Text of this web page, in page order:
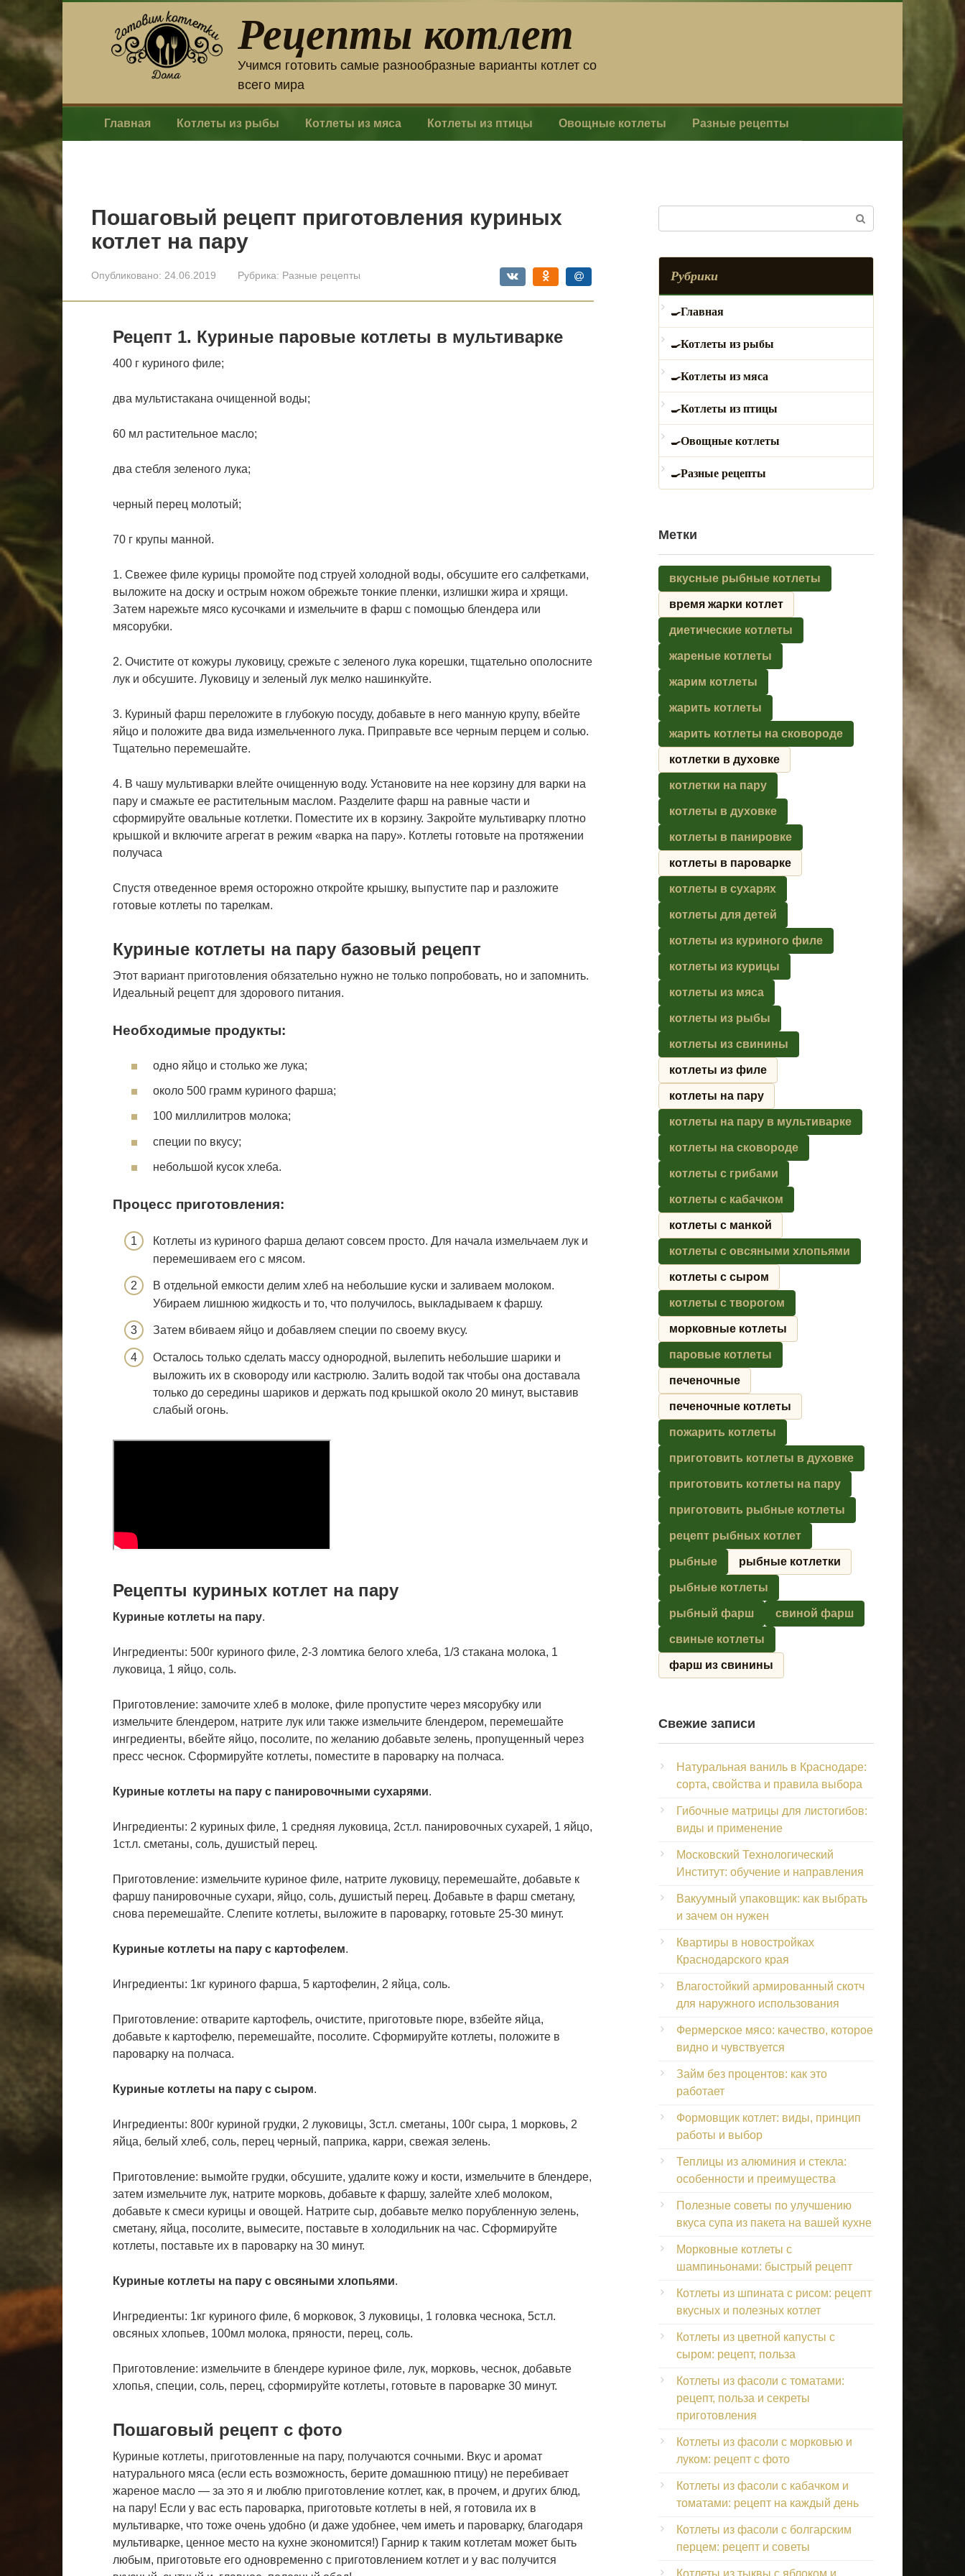
контенту
Рецепты котлет
Учимся готовить самые разнообразные варианты котлет со
всего мира
Главная Котлеты из рыбы Котлеты из мяса Котлеты из птицы Овощные котлеты Разные рецепты
Пошаговый рецепт приготовления куриных
котлет на пару
Опубликовано: 24.06.2019 Рубрика: Разные рецепты
Рецепт 1. Куриные паровые котлеты в мультиварке
400 г куриного филе;
два мультистакана очищенной воды;
60 мл растительное масло;
два стебля зеленого лука;
черный перец молотый;
70 г крупы манной.
1. Свежее филе курицы промойте под струей холодной воды, обсушите его салфетками,
выложите на доску и острым ножом обрежьте тонкие пленки, излишки жира и хрящи.
Затем нарежьте мясо кусочками и измельчите в фарш с помощью блендера или
мясорубки.
2. Очистите от кожуры луковицу, срежьте с зеленого лука корешки, тщательно ополосните
лук и обсушите. Луковицу и зеленый лук мелко нашинкуйте.
3. Куриный фарш переложите в глубокую посуду, добавьте в него манную крупу, вбейте
яйцо и положите два вида измельченного лука. Приправьте все черным перцем и солью.
Тщательно перемешайте.
4. В чашу мультиварки влейте очищенную воду. Установите на нее корзину для варки на
пару и смажьте ее растительным маслом. Разделите фарш на равные части и
сформируйте овальные котлетки. Поместите их в корзину. Закройте мультиварку плотно
крышкой и включите агрегат в режим «варка на пару». Котлеты готовьте на протяжении
получаса
Спустя отведенное время осторожно откройте крышку, выпустите пар и разложите
готовые котлеты по тарелкам.
Куриные котлеты на пару базовый рецепт
Этот вариант приготовления обязательно нужно не только попробовать, но и запомнить.
Идеальный рецепт для здорового питания.
Необходимые продукты:
одно яйцо и столько же лука;
около 500 грамм куриного фарша;
100 миллилитров молока;
специи по вкусу;
небольшой кусок хлеба.
Процесс приготовления:
Котлеты из куриного фарша делают совсем просто. Для начала измельчаем лук и
перемешиваем его с мясом.
В отдельной емкости делим хлеб на небольшие куски и заливаем молоком.
Убираем лишнюю жидкость и то, что получилось, выкладываем к фаршу.
Затем вбиваем яйцо и добавляем специи по своему вкусу.
Осталось только сделать массу однородной, вылепить небольшие шарики и
выложить их в сковороду или кастрюлю. Залить водой так чтобы она доставала
только до середины шариков и держать под крышкой около 20 минут, выставив
слабый огонь.
Рецепты куриных котлет на пару
Куриные котлеты на пару.
Ингредиенты: 500г куриного филе, 2-3 ломтика белого хлеба, 1/3 стакана молока, 1
луковица, 1 яйцо, соль.
Приготовление: замочите хлеб в молоке, филе пропустите через мясорубку или
измельчите блендером, натрите лук или также измельчите блендером, перемешайте
ингредиенты, вбейте яйцо, посолите, по желанию добавьте зелень, пропущенный через
пресс чеснок. Сформируйте котлеты, поместите в пароварку на полчаса.
Куриные котлеты на пару с панировочными сухарями.
Ингредиенты: 2 куриных филе, 1 средняя луковица, 2ст.л. панировочных сухарей, 1 яйцо,
1ст.л. сметаны, соль, душистый перец.
Приготовление: измельчите куриное филе, натрите луковицу, перемешайте, добавьте к
фаршу панировочные сухари, яйцо, соль, душистый перец. Добавьте в фарш сметану,
снова перемешайте. Слепите котлеты, выложите в пароварку, готовьте 25-30 минут.
Куриные котлеты на пару с картофелем.
Ингредиенты: 1кг куриного фарша, 5 картофелин, 2 яйца, соль.
Приготовление: отварите картофель, очистите, приготовьте пюре, взбейте яйца,
добавьте к картофелю, перемешайте, посолите. Сформируйте котлеты, положите в
пароварку на полчаса.
Куриные котлеты на пару с сыром.
Ингредиенты: 800г куриной грудки, 2 луковицы, 3ст.л. сметаны, 100г сыра, 1 морковь, 2
яйца, белый хлеб, соль, перец черный, паприка, карри, свежая зелень.
Приготовление: вымойте грудки, обсушите, удалите кожу и кости, измельчите в блендере,
затем измельчите лук, натрите морковь, добавьте к фаршу, залейте хлеб молоком,
добавьте к смеси курицы и овощей. Натрите сыр, добавьте мелко порубленную зелень,
сметану, яйца, посолите, вымесите, поставьте в холодильник на час. Сформируйте
котлеты, поставьте их в пароварку на 30 минут.
Куриные котлеты на пару с овсяными хлопьями.
Ингредиенты: 1кг куриного филе, 6 морковок, 3 луковицы, 1 головка чеснока, 5ст.л.
овсяных хлопьев, 100мл молока, пряности, перец, соль.
Приготовление: измельчите в блендере куриное филе, лук, морковь, чеснок, добавьте
хлопья, специи, соль, перец, сформируйте котлеты, готовьте в пароварке 30 минут.
Пошаговый рецепт с фото
Куриные котлеты, приготовленные на пару, получаются сочными. Вкус и аромат
натурального мяса (если есть возможность, берите домашнюю птицу) не перебивает
жареное масло — за это я и люблю приготовление котлет, как, в прочем, и других блюд,
на пару! Если у вас есть пароварка, приготовьте котлеты в ней, я готовила их в
мультиварке, что тоже очень удобно (и даже удобнее, чем иметь и пароварку, благодаря
мультиварке, ценное место на кухне экономится!) Гарнир к таким котлетам может быть
любым, приготовьте его одновременно с приготовлением котлет и у вас получится
Рубрики
Главная
Котлеты из рыбы
Котлеты из мяса
Котлеты из птицы
Овощные котлеты
Разные рецепты
Метки
вкусные рыбные котлеты
время жарки котлет
диетические котлеты
жареные котлеты
жарим котлеты
жарить котлеты
жарить котлеты на сковороде
котлетки в духовке
котлетки на пару
котлеты в духовке
котлеты в панировке
котлеты в пароварке
котлеты в сухарях
котлеты для детей
котлеты из куриного филе
котлеты из курицы
котлеты из мяса
котлеты из рыбы
котлеты из свинины
котлеты из филе
котлеты на пару
котлеты на пару в мультиварке
котлеты на сковороде
котлеты с грибами
котлеты с кабачком
котлеты с манкой
котлеты с овсяными хлопьями
котлеты с сыром
котлеты с творогом
морковные котлеты
паровые котлеты
печеночные
печеночные котлеты
пожарить котлеты
приготовить котлеты в духовке
приготовить котлеты на пару
приготовить рыбные котлеты
рецепт рыбных котлет
рыбные рыбные котлетки
рыбные котлеты
рыбный фарш свиной фарш
свиные котлеты
фарш из свинины
Свежие записи
Натуральная ваниль в Краснодаре:
сорта, свойства и правила выбора
Гибочные матрицы для листогибов:
виды и применение
Московский Технологический
Институт: обучение и направления
Вакуумный упаковщик: как выбрать
и зачем он нужен
Квартиры в новостройках
Краснодарского края
Влагостойкий армированный скотч
для наружного использования
Фермерское мясо: качество, которое
видно и чувствуется
Займ без процентов: как это
работает
Формовщик котлет: виды, принцип
работы и выбор
Теплицы из алюминия и стекла:
особенности и преимущества
Полезные советы по улучшению
вкуса супа из пакета на вашей кухне
Морковные котлеты с
шампиньонами: быстрый рецепт
Котлеты из шпината с рисом: рецепт
вкусных и полезных котлет
Котлеты из цветной капусты с
сыром: рецепт, польза
Котлеты из фасоли с томатами:
рецепт, польза и секреты
приготовления
Котлеты из фасоли с морковью и
луком: рецепт с фото
Котлеты из фасоли с кабачком и
томатами: рецепт на каждый день
Котлеты из фасоли с болгарским
перцем: рецепт и советы
Котлеты из тыквы с яблоком и